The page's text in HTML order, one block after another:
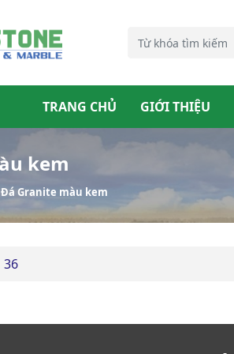
TRANG CHỦ GIỚI THIỆU
kem
Đá Granite màu kem
36